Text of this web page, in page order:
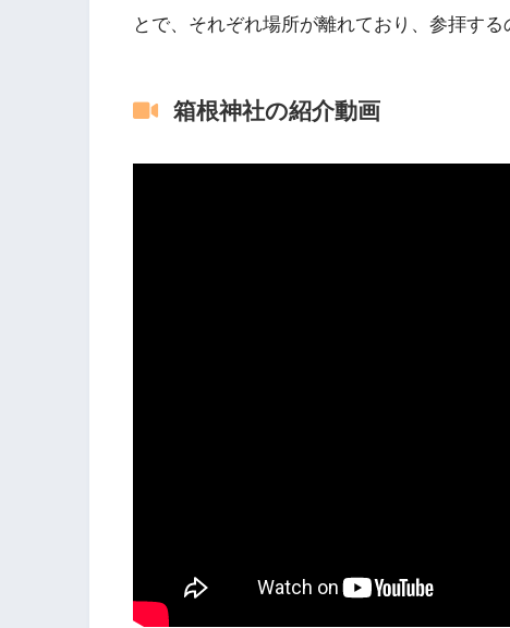
とで、それぞれ場所が離れており、参拝する
箱根神社の紹介動画